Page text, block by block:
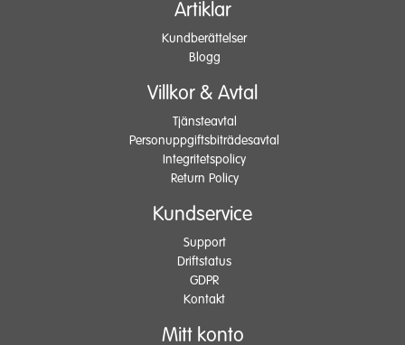
Artiklar
Kundberättelser
Blogg
Villkor & Avtal
Tjänsteavtal
Personuppgiftsbiträdesavtal
Integritetspolicy
Return Policy
Kundservice
Support
Driftstatus
GDPR
Kontakt
Mitt konto